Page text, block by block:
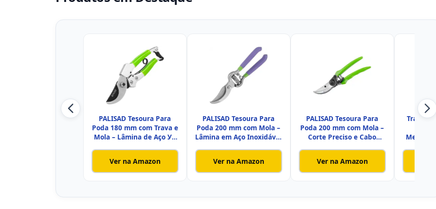
PALISAD Tesoura Para
Poda 180 mm com Trava e
Mola – Lâmina de Aço У8
Ver na Amazon
PALISAD Tesoura Para
Poda 200 mm com Mola –
Lâmina em Aço Inoxidável
Ver na Amazon
PALISAD Tesoura Para
Poda 200 mm com Mola –
Corte Preciso e Cabo
Ver na Amazon
Metálica